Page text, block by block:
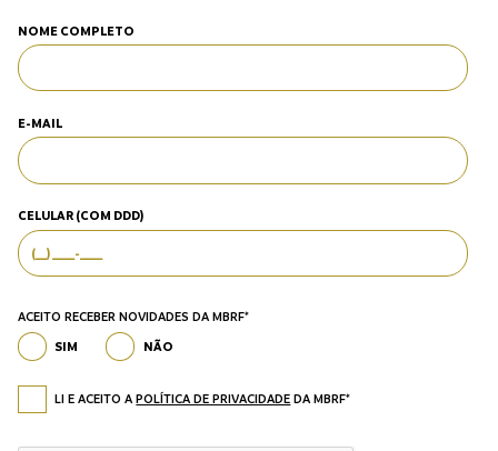
NOME COMPLETO
E-MAIL
CELULAR (COM DDD)
ACEITO RECEBER NOVIDADES DA MBRF*
SIM NÃO
LI E ACEITO APOLÍTICA DE PRIVACIDADE DA MBRF*